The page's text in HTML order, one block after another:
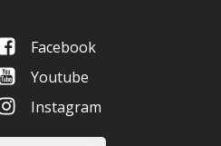
Facebook
Youtube
Instagram